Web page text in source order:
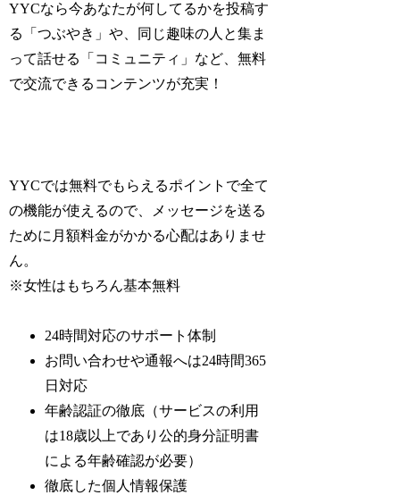
YYCなら今あなたが何してるかを投稿す
る「つぶやき」や、同じ趣味の人と集ま
って話せる「コミュニティ」など、無料
で交流できるコンテンツが充実！
YYCでは無料でもらえるポイントで全て
の機能が使えるので、メッセージを送る
ために月額料金がかかる心配はありませ
ん。
※女性はもちろん基本無料
24時間対応のサポート体制
お問い合わせや通報へは24時間365
日対応
年齢認証の徹底（サービスの利用
は18歳以上であり公的身分証明書
による年齢確認が必要）
徹底した個人情報保護